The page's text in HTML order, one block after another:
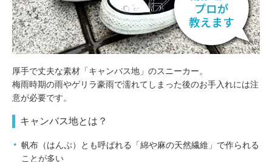
よくあるご質問
お問い合わせ
採用情報
厚手で丈夫な素材「キャンバス地」のスニーカー。
梅雨時期の雨やゲリラ豪雨で濡れてしまった後のお手入れには注
意が必要です。
キャンバス地とは？
帆布（はんぷ）とも呼ばれる「綿や麻の天然繊維」で作られる
ことが多い